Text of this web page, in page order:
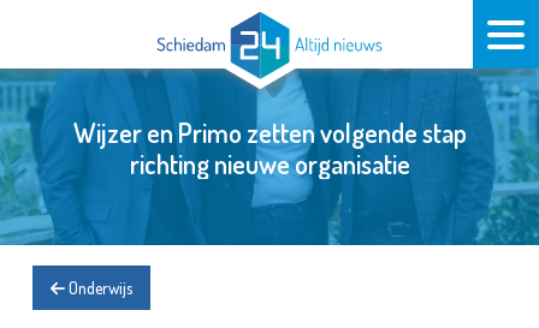
Wijzer en Primo zetten volgende stap
richting nieuwe organisatie
Onderwijs